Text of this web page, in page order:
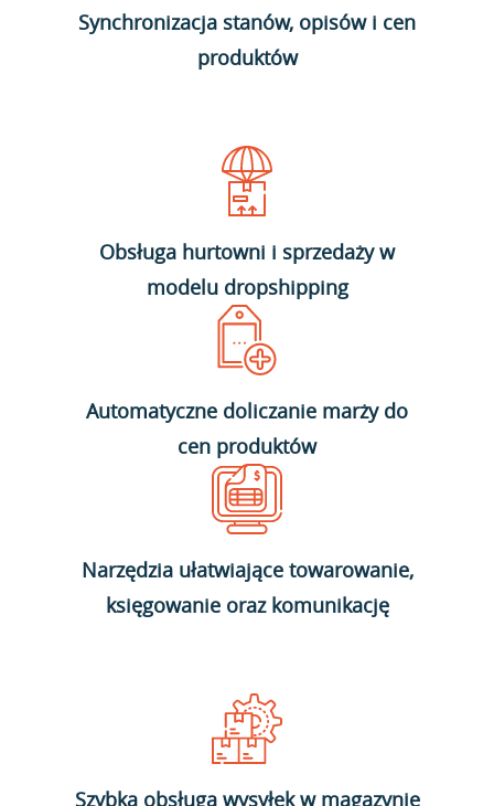
Synchronizacja stanów, opisów i cen
produktów
Obsługa hurtowni i sprzedaży w
modelu dropshipping
Automatyczne doliczanie marży do
cen produktów
Narzędzia ułatwiające towarowanie,
księgowanie oraz komunikację
Szybka obsługa wysyłek w magazynie